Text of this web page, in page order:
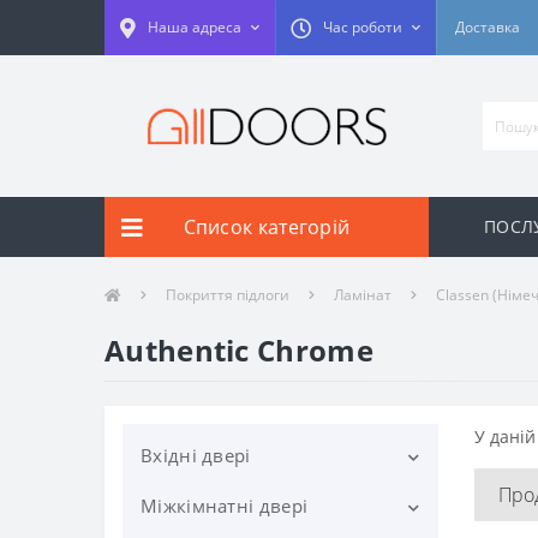
Наша адреса Час роботи Доставка
Список категорій
Покриття підлоги Ламінат Classen
Authentic Chrome
Вхідні двері
STRONG
Міжкімнатні двері
У даній